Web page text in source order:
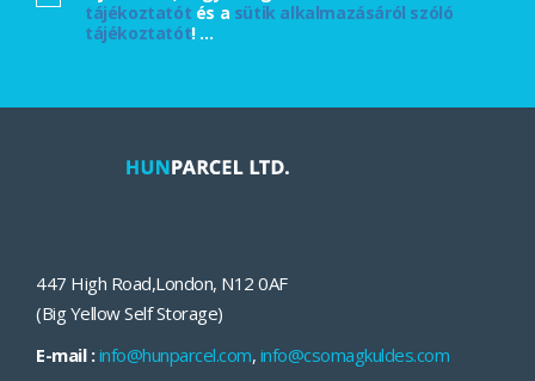
tájékoztatót és a sütik alkalmazásáról szóló
tájékoztatót! ...
447 High Road,London, N12 0AF
(Big Yellow Self Storage)
E-mail : info@hunparcel.com, info@csomagkuldes.com